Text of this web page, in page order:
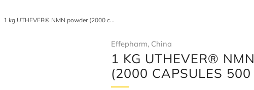
1 kg UTHEVER® NMN powder (2000 c...
Effepharm, China
1 KG UTHEVER®
(2000 CAPSULES 500